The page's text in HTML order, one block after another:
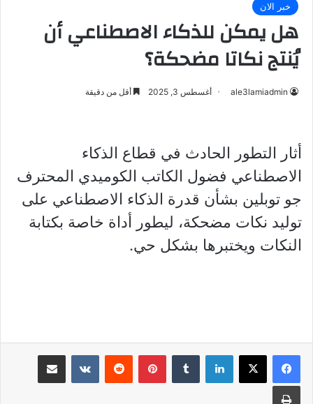
خبر الان
هل يمكن للذكاء الاصطناعي أن
يُنتج نكاتا مضحكة؟
ale3lamiadmin أغسطس 3, 2025 أقل من دقيقة
أثار التطور الحادث في قطاع الذكاء
الاصطناعي فضول الكاتب الكوميدي المحترف
جو توبلين بشأن قدرة الذكاء الاصطناعي على
توليد نكات مضحكة، ليطور أداة خاصة بكتابة
النكات ويختبرها بشكل حي.
لينكدإن بينتيريست مشاركة عبر البريد
طباعة